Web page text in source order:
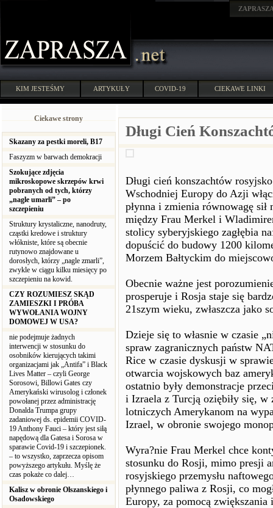
KIM JESTEŚMY ARTYKUŁY COVID-19 CIEKAWE LINKI
Ciekawe strony
Skazany za pestki moreli, B17
Faszyzm w barwach demokracji
Szokujące zdjęcia
mikroskopowe skrzepów krwi
pobranych od tych, którzy
„nagle umarli” – po
szczepieniu
Struktury krystaliczne, nanodruty,
cząstki kredowe i struktury
włókniste, które są obecnie
rutynowo znajdowane u
dorosłych, którzy „nagle zmarli”,
zwykle w ciągu kilku miesięcy po
szczepieniu na kowid.
CZY ROZUMIESZ SKĄD
ZAMIESZKI I PRÓBA
WYWOŁANIA WOJNY
DOMOWEJ W USA?
nie podejmuje żadnych
interwencji w stosunku do
osobników kierujących takimi
organizacjami jak „Antifa” i Black
Lives Matter – czyli George
Sorosowi, Billowi Gates czy
Amerykański wirusolog i członek
powołanej przez administrację
Donalda Trumpa grupy
zadaniowej ds. epidemii COVID-
19 Anthony Fauci – który jest siłą
napędową dla Gatesa i Sorosa w
sparawie Covid-19 i szczepionek.
– to wszystko, zaprzecza opisom
powyższego artykułu. Myślę że
czas pokaże co dalej…
Kalisz w obronie Olszanskiego i
Osadowskiego
Długi Cień
Długi cień konszachtów
Wschodniej Europy do Azji
płynna i zmienia równowagę
między Frau Merkel i
stolicy syberyjskiego zagłębia
dopuścić do budowy 1200
Morzem Bałtyckim do
Obecnie ważne jest
prosperuje i Rosja staje się
21szym wieku, zwłaszcza jako
Dzieje się to własnie w czasie
spraw zagranicznych państw
Rice w czasie dyskusji w
otwarcia wojskowych baz
ostatnio były demonstracje
i Izraela z Turcją oziębiły się,
lotniczych Amerykanom na
Izrael, w obronie swojego
Wyra?nie Frau Merkel chce
stosunku do Rosji, mimo presji
rosyjskiego przemysłu
płynnego paliwa z Rosji, co
Europy, za pomocą